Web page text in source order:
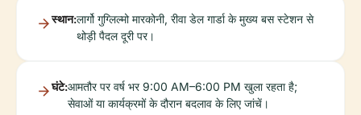
स्थान:लार्गो गुग्लिल्मो मारकोनी, रीवा डेल गार्डा के मुख्य बस स्टेशन से
थोड़ी पैदल दूरी पर।
घंटे:आमतौर पर वर्ष भर 9:00 AM–6:00 PM खुला रहता है;
सेवाओं या कार्यक्रमों के दौरान बदलाव के लिए जांचें।